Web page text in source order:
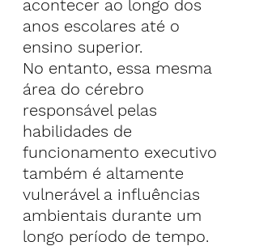
acontecer ao longo dos
anos escolares até o
ensino superior.
No entanto, essa mesma
área do cérebro
responsável pelas
habilidades de
funcionamento executivo
também é altamente
vulnerável a influências
ambientais durante um
longo período de tempo.